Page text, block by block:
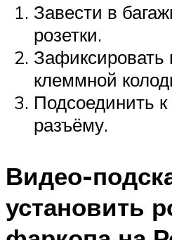
Завести в
розетки.
Зафиксировать
клеммной
Подсоединить
разъёму.
Видео-
установить